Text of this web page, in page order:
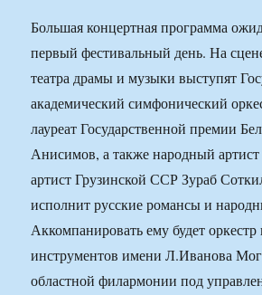
Большая концертная программа
первый фестивальный день. На
театра драмы и музыки выступят
академический симфонический
лауреат Государственной премии
Анисимов, а также народный
артист Грузинской ССР Зураб
исполнит русские романсы и
Аккомпанировать ему будет
инструментов имени Л.Иванова
областной филармонии под